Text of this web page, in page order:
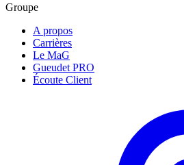
Groupe
A propos
Carrières
Le MaG
Gueudet PRO
Écoute Client